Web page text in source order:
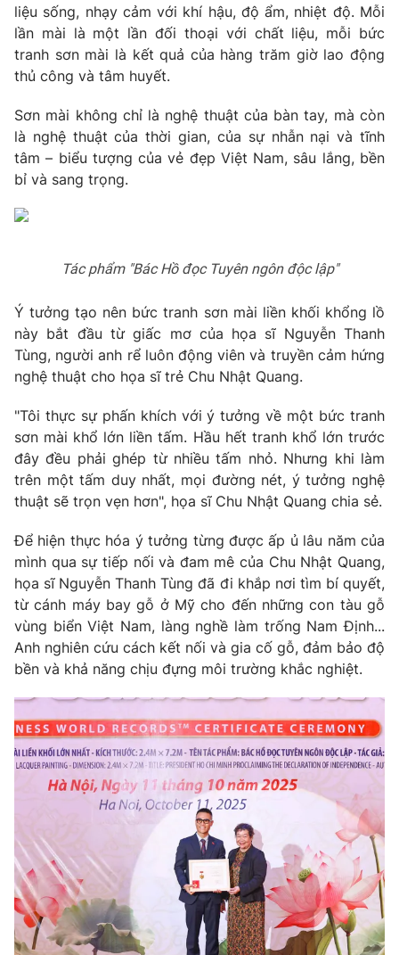
liệu sống, nhạy cảm với khí hậu, độ ẩm, nhiệt độ. Mỗi
lần mài là một lần đối thoại với chất liệu, mỗi bức
tranh sơn mài là kết quả của hàng trăm giờ lao động
thủ công và tâm huyết.
Sơn mài không chỉ là nghệ thuật của bàn tay, mà còn
là nghệ thuật của thời gian, của sự nhẫn nại và tĩnh
tâm – biểu tượng của vẻ đẹp Việt Nam, sâu lắng, bền
bỉ và sang trọng.
Tác phẩm "Bác Hồ đọc Tuyên ngôn độc lập"
Ý tưởng tạo nên bức tranh sơn mài liền khối khổng lồ
này bắt đầu từ giấc mơ của họa sĩ Nguyễn Thanh
Tùng, người anh rể luôn động viên và truyền cảm hứng
nghệ thuật cho họa sĩ trẻ Chu Nhật Quang.
"Tôi thực sự phấn khích với ý tưởng về một bức tranh
sơn mài khổ lớn liền tấm. Hầu hết tranh khổ lớn trước
đây đều phải ghép từ nhiều tấm nhỏ. Nhưng khi làm
trên một tấm duy nhất, mọi đường nét, ý tưởng nghệ
thuật sẽ trọn vẹn hơn", họa sĩ Chu Nhật Quang chia sẻ.
Để hiện thực hóa ý tưởng từng được ấp ủ lâu năm của
mình qua sự tiếp nối và đam mê của Chu Nhật Quang,
họa sĩ Nguyễn Thanh Tùng đã đi khắp nơi tìm bí quyết,
từ cánh máy bay gỗ ở Mỹ cho đến những con tàu gỗ
vùng biển Việt Nam, làng nghề làm trống Nam Định...
Anh nghiên cứu cách kết nối và gia cố gỗ, đảm bảo độ
bền và khả năng chịu đựng môi trường khắc nghiệt.